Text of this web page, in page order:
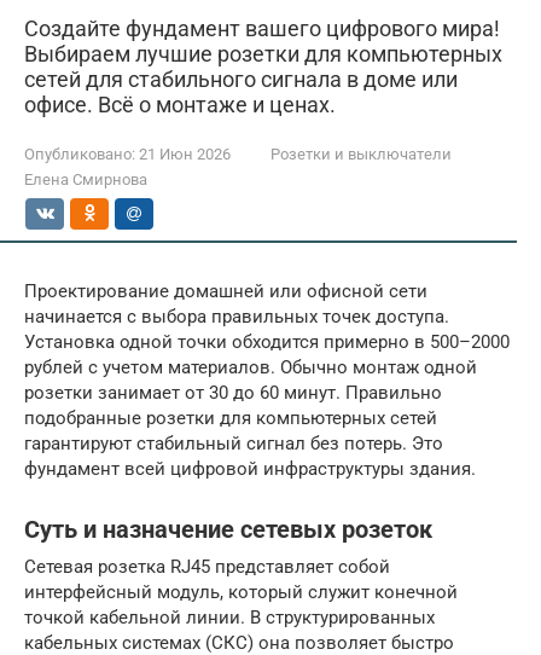
Создайте фундамент вашего цифрового мира!
Выбираем лучшие розетки для компьютерных
сетей для стабильного сигнала в доме или
офисе. Всё о монтаже и ценах.
Опубликовано: 21 Июн 2026
Розетки и выключатели
Елена Смирнова
Проектирование домашней или офисной сети
начинается с выбора правильных точек доступа.
Установка одной точки обходится примерно в 500–2000
рублей с учетом материалов. Обычно монтаж одной
розетки занимает от 30 до 60 минут. Правильно
подобранные розетки для компьютерных сетей
гарантируют стабильный сигнал без потерь. Это
фундамент всей цифровой инфраструктуры здания.
Суть и назначение сетевых розеток
Сетевая розетка RJ45 представляет собой
интерфейсный модуль, который служит конечной
точкой кабельной линии. В структурированных
кабельных системах (СКС) она позволяет быстро